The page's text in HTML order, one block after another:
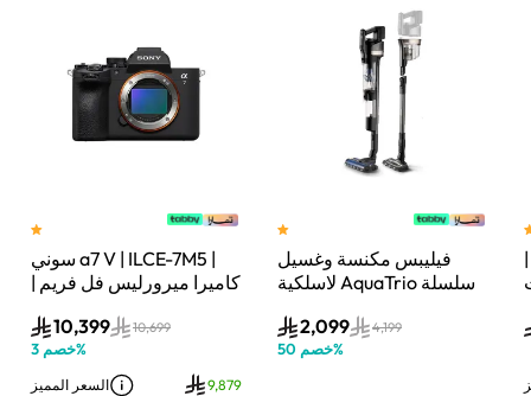
سوني a7 V | ILCE-7M5 |
كاميرا ميرورليس فل فريم |
الكاميرا فقط | أسود
10,399 10,699
خصم3
السعر المميز 9,879
فيليبس مكنسة وغسيل
لاسلكية AquaTrio سلسلة
| تنظيف عميق |
XW9463/10
2,099 4,199
خصم50